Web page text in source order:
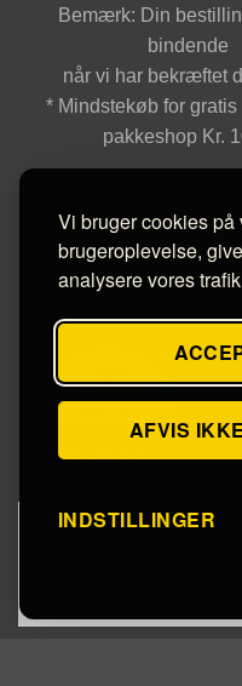
Vi bruger cookies på
brugeroplevelse,
analysere vores
AFVIS
INDSTILLINGER
Bemærk: Din
bindende
når vi har bekræftet
* Mindstekøb for gratis
pakkeshop Kr.